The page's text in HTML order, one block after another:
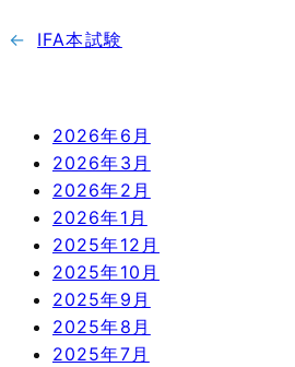
←
IFA本試験
2026年6月
2026年3月
2026年2月
2026年1月
2025年12月
2025年10月
2025年9月
2025年8月
2025年7月